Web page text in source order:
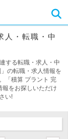
人・転職・中
する転職・求人・中
の転職・求人情報を
「積算 プラント 完
をお探しいただけ
い!